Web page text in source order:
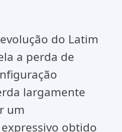
do Latim
a perda de
largamente
um
obtido